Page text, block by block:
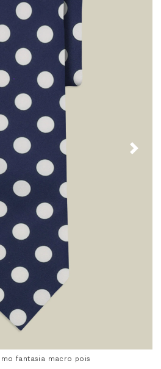
fantasia macro pois